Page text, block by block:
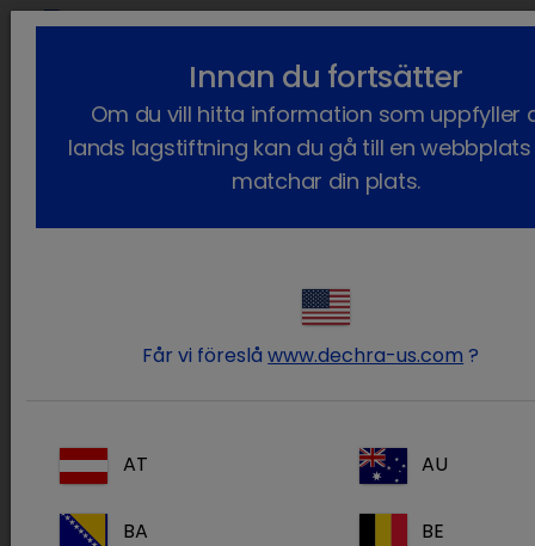
lock_outline
Terapiområden Sällskapsdjur
Dermatologi
Malassezia dermatit
dermatit
Malassezia pachydermatisochStaphylococcus
hundens hud. Mikrobiell överväxt kan dock ske,
om immunförsvaret blir nedsatt och/eller
hudbarriären bryts. Detta kan resultera i
Innan du fortsätter
Om du vill hitta information som uppfyller
lands lagstiftning kan du gå till en
matchar din plats.
Får vi föreslåwww.dechra-us.com ?
AT AU
BA BE